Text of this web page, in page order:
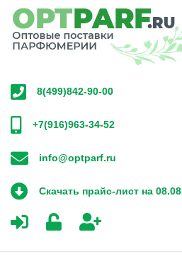
8(499)842-90-00
+7(916)963-34-52
info@optparf.ru
Скачать прайс-лист на